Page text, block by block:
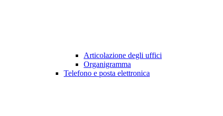
Articolazione degli uffici
Organigramma
Telefono e posta elettronica